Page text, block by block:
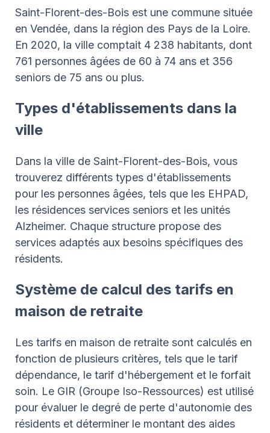
Saint-Florent-des-Bois est une commune située
en Vendée, dans la région des Pays de la Loire.
En 2020, la ville comptait 4 238 habitants, dont
761 personnes âgées de 60 à 74 ans et 356
seniors de 75 ans ou plus.
Types d'établissements dans la
ville
Dans la ville de Saint-Florent-des-Bois, vous
trouverez différents types d'établissements
pour les personnes âgées, tels que les EHPAD,
les résidences services seniors et les unités
Alzheimer. Chaque structure propose des
services adaptés aux besoins spécifiques des
résidents.
Système de calcul des tarifs en
maison de retraite
Les tarifs en maison de retraite sont calculés en
fonction de plusieurs critères, tels que le tarif
dépendance, le tarif d'hébergement et le forfait
soin. Le GIR (Groupe Iso-Ressources) est utilisé
pour évaluer le degré de perte d'autonomie des
résidents et déterminer le montant des aides